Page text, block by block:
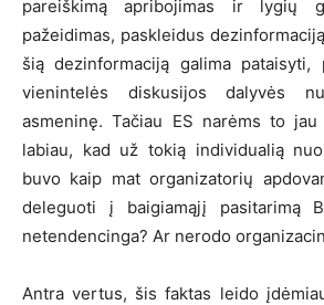
pareiškimą apribojimas ir lygių
pažeidimas, paskleidus
šią dezinformaciją galima pataisyti,
vienintelės diskusijos dalyvės
asmeninę. Tačiau ES narėms to jau
labiau, kad už tokią individualią
buvo kaip mat organizatorių
deleguoti į baigiamąjį pasitarimą
netendencinga? Ar nerodo
Antra vertus, šis faktas leido